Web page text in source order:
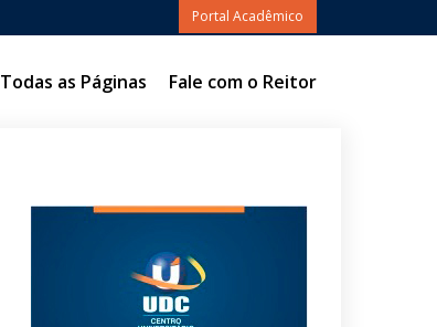
Portal Acadêmico
Todas as Páginas Fale com o Reitor